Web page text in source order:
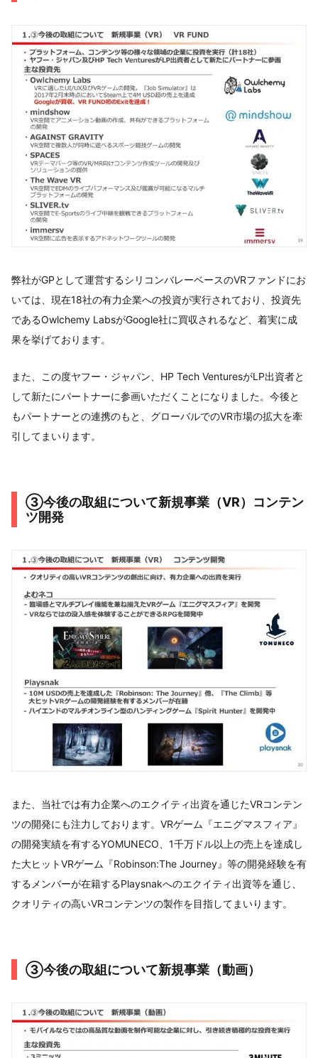
弊社がGPとして運営するシリコンバレーベースのVRファンドにお
いては、現在18社の有力企業への投資が実行されており、投資先
であるOwlchemy LabsがGoogle社に買収されるなど、着実に成
果を挙げております。
また、この度ヤフー・ジャパン、HP Tech VenturesがLP出資者と
して新たにパートナーに参画いただくことになりました。今後と
もパートナーとの連携のもと、グローバルでのVR市場の拡大を牽
引してまいります。
③今後の取組について新規事業（VR）コンテン
ツ開発
また、当社では有力企業へのエクイティ出資を通じたVRコンテン
ツの開発にも注力しております。VRゲーム『エニグマスフィア』
の開発実績を有するYOMUNECO、1千万ドル以上の売上を達成し
た大ヒットVRゲーム『Robinson:The Journey』等の開発経験を有
するメンバーが在籍するPlaysnakへのエクイティ出資等を通じ、
クオリティの高いVRコンテンツの製作を目指してまいります。
③今後の取組について新規事業（動画）